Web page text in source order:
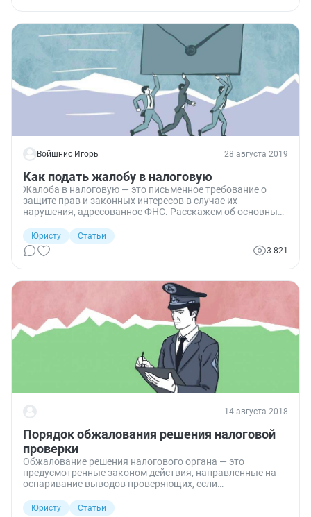
Войшнис Игорь 28 августа 2019
Как подать жалобу в налоговую
Жалоба в налоговую — это письменное требование о
защите прав и законных интересов в случае их
нарушения, адресованное ФНС. Расскажем об основных
есть для этого, как их будут рассматривать).
Юристу
Статьи
3 821
14 августа 2018
Порядок обжалования решения налоговой
проверки
Обжалование решения налогового органа — это
предусмотренные законом действия, направленные на
оспаривание выводов проверяющих, если
нужно действовать, если возникла спорная ситуация.
Юристу
Статьи